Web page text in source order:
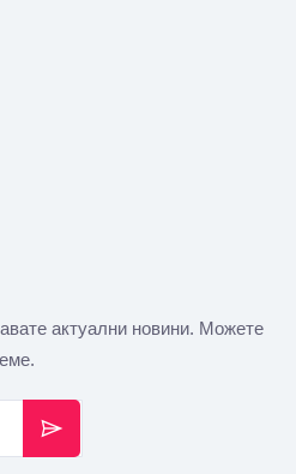
актуални новини. Можете